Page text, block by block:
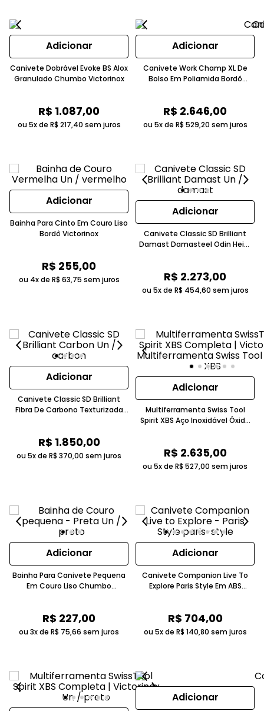
Adicionar
Canivete Dobrável Evoke BS Alox
Granulado Chumbo Victorinox
R$ 1.087,00
ou 5x de R$ 217,40 sem juros
Adicionar
Canivete Work Champ XL De
Bolso Em Poliamida Bordô
R$ 2.646,00
ou 5x de R$ 529,20 sem juros
Adicionar
Bainha Para Cinto Em Couro Liso
Bordô Victorinox
R$ 255,00
ou 4x de R$ 63,75 sem juros
Adicionar
Canivete Classic SD Brilliant
Damast Damasteel Odin Heim
R$ 2.273,00
ou 5x de R$ 454,60 sem juros
Adicionar
Canivete Classic SD Brilliant
Fibra De Carbono Texturizada
R$ 1.850,00
ou 5x de R$ 370,00 sem juros
Adicionar
Multiferramenta Swiss Tool
Spirit XBS Aço Inoxidável Óxido
R$ 2.635,00
ou 5x de R$ 527,00 sem juros
Adicionar
Bainha Para Canivete Pequena
Em Couro Liso Chumbo
R$ 227,00
ou 3x de R$ 75,66 sem juros
Adicionar
Canivete Companion Live To
Explore Paris Style Em ABS
R$ 704,00
ou 5x de R$ 140,80 sem juros
Adicionar